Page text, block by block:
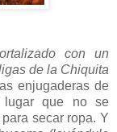
con un
de la Chiquita
enjugaderas de
lugar que no se
secar ropa. Y